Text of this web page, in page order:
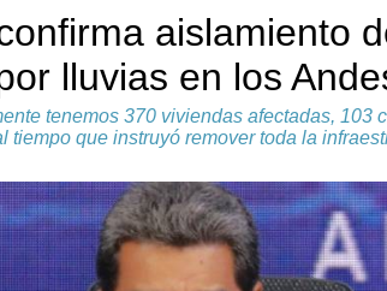
aislamiento
lluvias en los
tenemos 370 viviendas afectadas, 103
tiempo que instruyó remover toda la